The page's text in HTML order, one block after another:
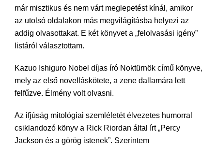
már misztikus és nem várt meglepetést kínál, amikor
az utolsó oldalakon más megvilágításba helyezi az
addig olvasottakat. E két könyvet a „felolvasási igény”
listáról választottam.
Kazuo Ishiguro Nobel díjas író Noktürnök című könyve,
mely az első novelláskötete, a zene dallamára lett
felfűzve. Élmény volt olvasni.
Az ifjúság mitológiai szemléletét élvezetes humorral
csiklandozó könyv a Rick Riordan által írt „Percy
Jackson és a görög istenek”. Szerintem